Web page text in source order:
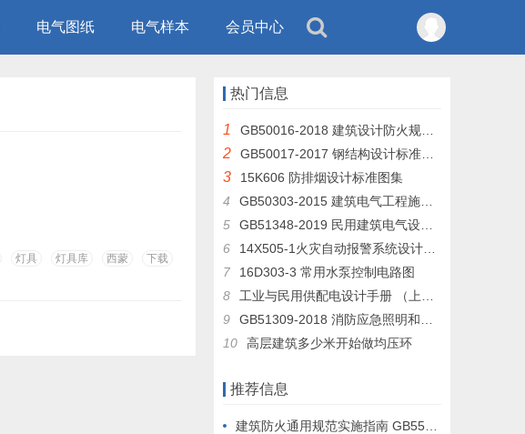
电气图纸 电气样本 会员中心
灯具 灯具库 西蒙 下载
热门信息
1 GB50016-2018 建筑设计防火规范 （GB50016-2014修订版）
2 GB50017-2017 钢结构设计标准及条文说明
3
15K606 防排烟设计标准图集
4
GB50303-2015 建筑电气工程施工质量验收规范
5
GB51348-2019 民用建筑电气设计标准
6
14X505-1火灾自动报警系统设计规范图示
7
16D303-3 常用水泵控制电路图
8
工业与民用供配电设计手册 （上册 下层）
9
GB51309-2018 消防应急照明和疏散指示系统技术规范
10
高层建筑多少米开始做均压环
推荐信息
建筑防火通用规范实施指南 GB55037-2022